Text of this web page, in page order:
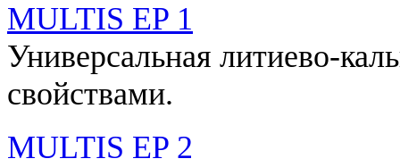
MULTIS EP 1
Универсальная литиево-
свойствами.
MULTIS EP 2